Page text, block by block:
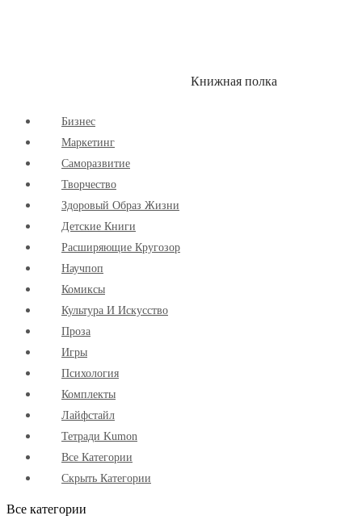
Книжная полка
Бизнес
Маркетинг
Cаморазвитие
Творчество
Здоровый Образ Жизни
Детские Книги
Расширяющие Кругозор
Научпоп
Комиксы
Культура И Искусство
Проза
Игры
Психология
Комплекты
Лайфстайл
Тетради Kumon
Все Категории
Скрыть Категории
Все категории